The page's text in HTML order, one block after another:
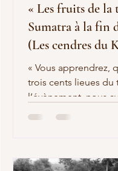
« Les fruits de la
Sumatra à la fin
(Les cendres du
« Vous apprendrez,
trois cents lieues du
l’évènement, nous
toutes les